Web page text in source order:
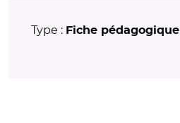
Type : Fiche pédagogique